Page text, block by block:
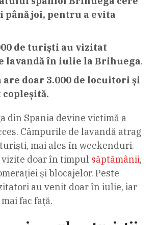
până joi, pentru a evita
de turiști au vizitat
lavandă în iulie la Brihuega.
doar 3.000 de locuitori și
copleșită.
din Spania devine victimă a
Câmpurile de lavandă atrag
mai ales în weekenduri.
doar în timpul săptămânii,
și blocajelor. Peste
au venit doar în iulie, iar
fac față.